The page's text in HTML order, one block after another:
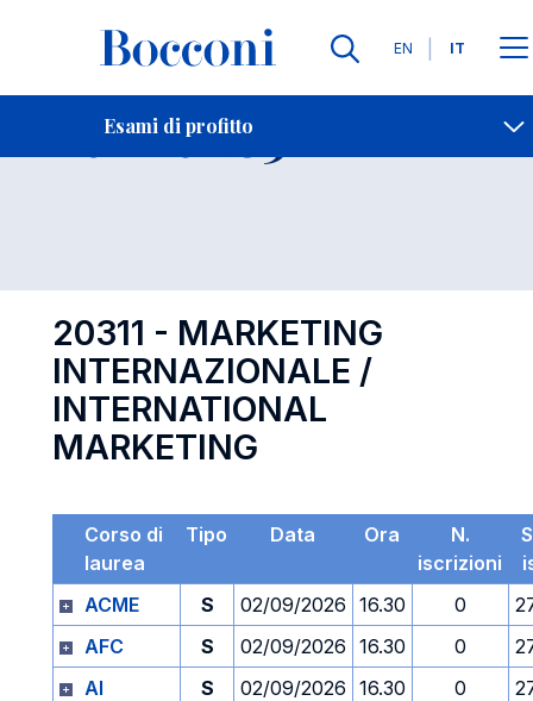
Lingue
EN IT
Esami di profitto
Contatti
Esame 20311 Open
20311 - MARKETING
INTERNAZIONALE /
INTERNATIONAL
MARKETING
Corso di
laurea
Tipo Data Ora
N.
iscrizioni
ACME
S 02/09/2026 16.30 0
AFC
S 02/09/2026 16.30 0
AI
S 02/09/2026 16.30 0